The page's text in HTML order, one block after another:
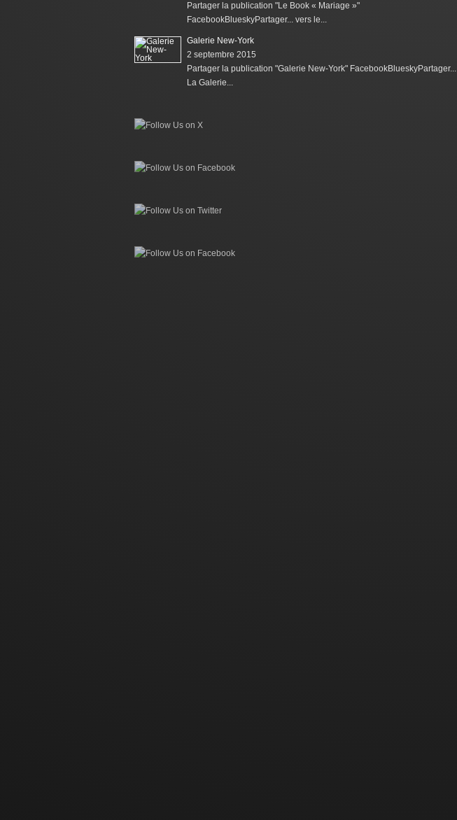
Partager la publication "Le Book « Mariage »"
FacebookBlueskyPartager... vers le...
Galerie New-York
2 septembre 2015
Partager la publication "Galerie New-York" FacebookBlueskyPartager...
La Galerie...